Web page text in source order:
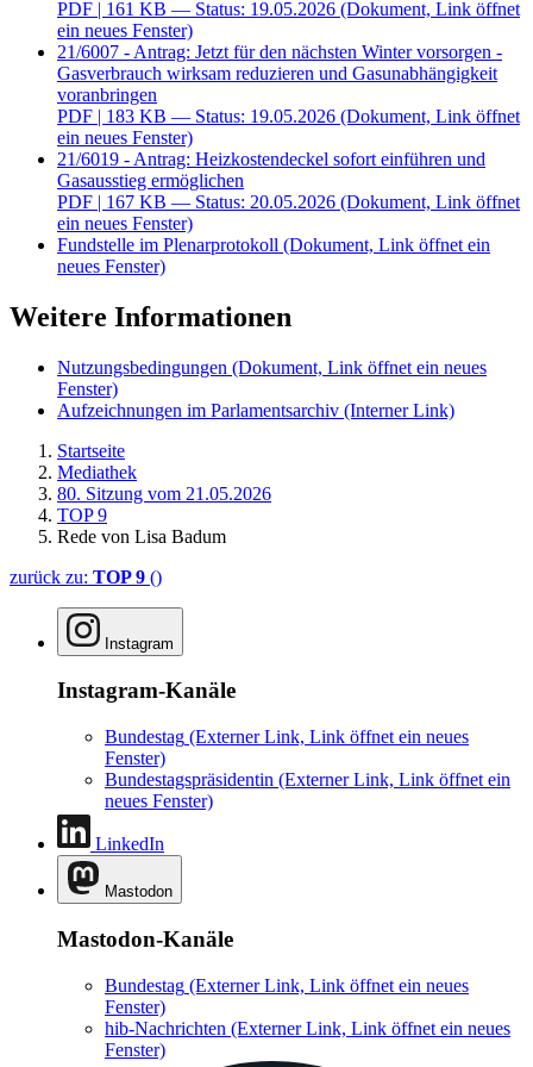
PDF | 161 KB — Status: 19.05.2026 (Dokument, Link öffnet
ein neues Fenster)
21/6007 - Antrag: Jetzt für den nächsten Winter vorsorgen -
Gasverbrauch wirksam reduzieren und Gasunabhängigkeit
voranbringen
PDF | 183 KB — Status: 19.05.2026 (Dokument, Link öffnet
ein neues Fenster)
21/6019 - Antrag: Heizkostendeckel sofort einführen und
Gasausstieg ermöglichen
PDF | 167 KB — Status: 20.05.2026 (Dokument, Link öffnet
ein neues Fenster)
Fundstelle im Plenarprotokoll (Dokument, Link öffnet ein
neues Fenster)
Weitere Informationen
Nutzungsbedingungen (Dokument, Link öffnet ein neues
Fenster)
Aufzeichnungen im Parlamentsarchiv (Interner Link)
Startseite
Mediathek
80. Sitzung vom 21.05.2026
TOP 9
Rede von Lisa Badum
zurück zu: TOP 9 ()
Instagram
Instagram-Kanäle
Bundestag (Externer Link, Link öffnet ein neues
Fenster)
Bundestagspräsidentin (Externer Link, Link öffnet ein
neues Fenster)
LinkedIn
Mastodon
Mastodon-Kanäle
Bundestag (Externer Link, Link öffnet ein neues
Fenster)
hib-Nachrichten (Externer Link, Link öffnet ein neues
Fenster)